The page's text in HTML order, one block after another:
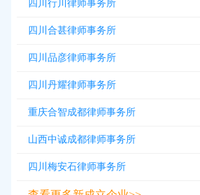
四川行川律师事务所
四川合甚律师事务所
四川品彦律师事务所
四川丹耀律师事务所
重庆合智成都律师事务所
山西中诚成都律师事务所
四川梅安石律师事务所